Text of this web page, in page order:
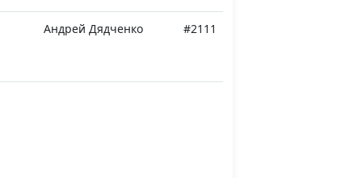
Андрей Дядченко #2111